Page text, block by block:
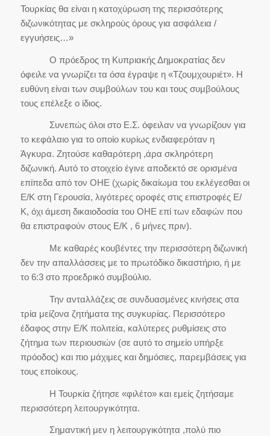
Τουρκίας θα είναι η κατοχύρωση της περισσότερης
διζωνικότητας με σκληρούς όρους για ασφάλεια /
εγγυήσεις…»
Ο πρόεδρος τη Κυπριακής Δημοκρατίας δεν
όφειλε να γνωρίζει τα όσα έγραψε η «Τζουμχουριέτ». Η
ευθύνη είναι των συμβούλων του και τους συμβούλους
τους επέλεξε ο ίδιος.
Συνεπώς όλοι στο Ε.Σ. όφειλαν να γνωρίζουν για
το κεφάλαιο για το οποίο κυρίως ενδιαφερόταν η
Άγκυρα. Ζητούσε καθαρότερη ,άρα σκληρότερη
διζωνική. Αυτό το στοιχείο έγινε αποδεκτό σε ορισμένα
επίπεδα από τον ΟΗΕ (χωρίς δικαίωμα του εκλέγεσθαι οι
Ε/Κ στη Γερουσία, λιγότερες οροφές στις επιστροφές Ε/
Κ, όχι άμεση δικαιοδοσία του ΟΗΕ επί των εδαφών που
θα επιστραφούν στους Ε/Κ , 6 μήνες πριν).
Με καθαρές κουβέντες την περισσότερη διζωνική
δεν την απαλλάσσεις με το πρωτόδικο δικαστήριο, ή με
το 6:3 στο προεδρικό συμβούλιο.
Την ανταλλάζεις σε συνδυασμένες κινήσεις στα
τρία μείζονα ζητήματα της συγκυρίας. Περισσότερο
έδαφος στην Ε/Κ πολιτεία, καλύτερες ρυθμίσεις στο
ζήτημα των περιουσιών (σε αυτό το σημείο υπήρξε
πρόοδος) και πιο μάχιμες και δημόσιες, παρεμβάσεις για
τους εποίκους.
Η Τουρκία ζήτησε «φιλέτο» και εμείς ζητήσαμε
περισσότερη λειτουργικότητα.
Σημαντική μεν η λειτουργικότητα ,πολύ πιο